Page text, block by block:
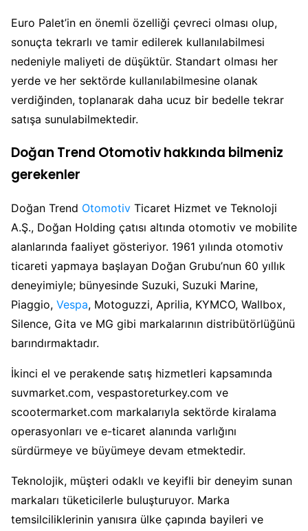
Euro Palet’in en önemli özelliği çevreci olması olup,
sonuçta tekrarlı ve tamir edilerek kullanılabilmesi
nedeniyle maliyeti de düşüktür. Standart olması her
yerde ve her sektörde kullanılabilmesine olanak
verdiğinden, toplanarak daha ucuz bir bedelle tekrar
satışa sunulabilmektedir.
Doğan Trend Otomotiv hakkında bilmeniz
gerekenler
Doğan Trend Otomotiv Ticaret Hizmet ve Teknoloji
A.Ş., Doğan Holding çatısı altında otomotiv ve mobilite
alanlarında faaliyet gösteriyor. 1961 yılında otomotiv
ticareti yapmaya başlayan Doğan Grubu’nun 60 yıllık
deneyimiyle; bünyesinde Suzuki, Suzuki Marine,
Piaggio, Vespa, Motoguzzi, Aprilia, KYMCO, Wallbox,
Silence, Gita ve MG gibi markalarının distribütörlüğünü
barındırmaktadır.
İkinci el ve perakende satış hizmetleri kapsamında
suvmarket.com, vespastoreturkey.com ve
scootermarket.com markalarıyla sektörde kiralama
operasyonları ve e-ticaret alanında varlığını
sürdürmeye ve büyümeye devam etmektedir.
Teknolojik, müşteri odaklı ve keyifli bir deneyim sunan
markaları tüketicilerle buluşturuyor. Marka
temsilciliklerinin yanısıra ülke çapında bayileri ve